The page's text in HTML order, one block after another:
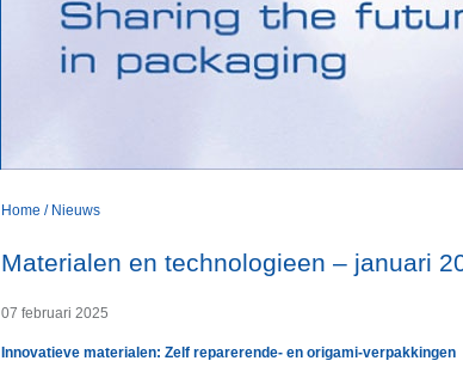
Home / Nieuws
Materialen en technologieen – januari
07 februari 2025
Innovatieve materialen: Zelf reparerende- en origami-verpakkingen